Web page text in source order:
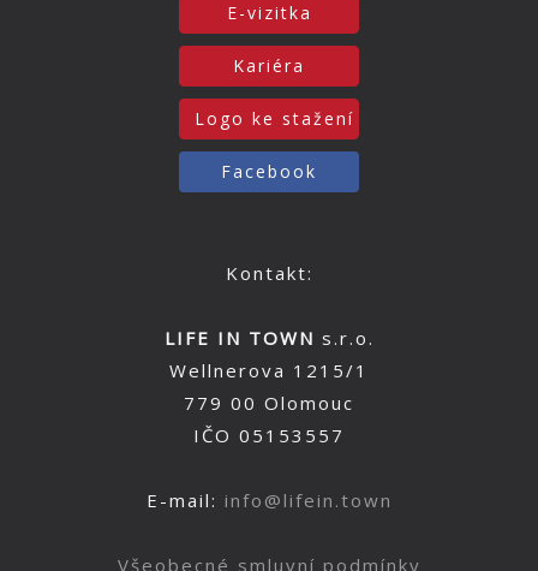
E-vizitka
Kariéra
Logo ke stažení
Facebook
Kontakt:
LIFE IN TOWN s.r.o.
Wellnerova 1215/1
779 00 Olomouc
IČO 05153557
E-mail: info@lifein.town
Všeobecné smluvní podmínky